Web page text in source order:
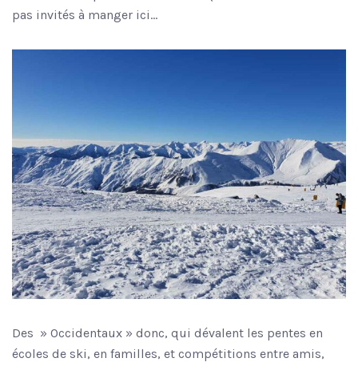
pas invités à manger ici…
Des » Occidentaux » donc, qui dévalent les pentes en
écoles de ski, en familles, et compétitions entre amis,